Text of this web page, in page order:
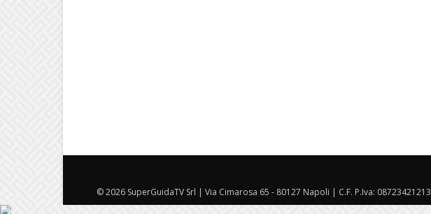
© 2026 SuperGuidaTV Srl | Via Cimarosa 65 - 80127 Napoli | C.F. P.Iva: 08723421213